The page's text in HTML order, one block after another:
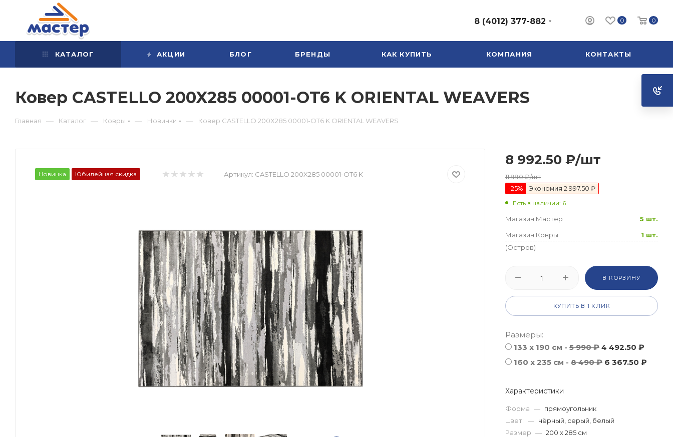
0 0
8 (4012) 377-882
КАТАЛОГ АКЦИИ БЛОГ БРЕНДЫ КАК КУПИТЬ КОМПАНИЯ КОНТАКТЫ
Ковер CASTELLO 200X285 00001-OT6 K ORIENTAL WEAVERS
Главная — Каталог — Ковры — Новинки — Ковер CASTELLO 200X285 00001-OT6 K ORIENTAL WEAVERS
Новинка Юбилейная скидка Артикул: CASTELLO 200X285 00001-OT6 K
8 992.50 ₽/шт
11 990₽/шт
-25% Экономия 2 997.50 ₽
Есть в наличии: 6
Магазин Мастер
5 шт.
Магазин Ковры
(Остров)
1 шт.
В КОРЗИНУ
КУПИТЬ В 1 КЛИК
Размеры:
133 x 190 см - 5 990 ₽ 4 492.50 ₽
160 x 235 см - 8 490 ₽ 6 367.50 ₽
Характеристики
Форма — прямоугольник
Цвет: — чёрный, серый, белый
Размер — 200 x 285 см